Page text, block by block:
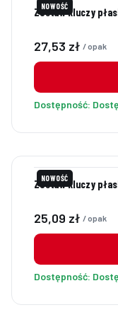
NOWOŚĆ
Zestaw kluczy
Cena
27,53 zł / opak
Dostępność:
NOWOŚĆ
Zestaw kluczy
Cena
25,09 zł / opak
Dostępność: